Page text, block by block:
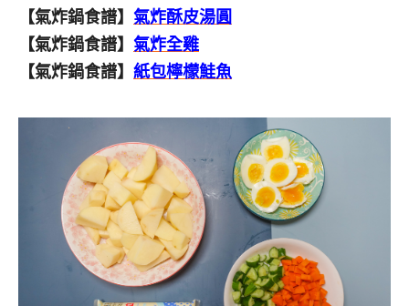
【氣炸鍋食譜】 氣炸酥皮湯圓
【氣炸鍋食譜】 氣炸全雞
【氣炸鍋食譜】 紙包檸檬鮭魚